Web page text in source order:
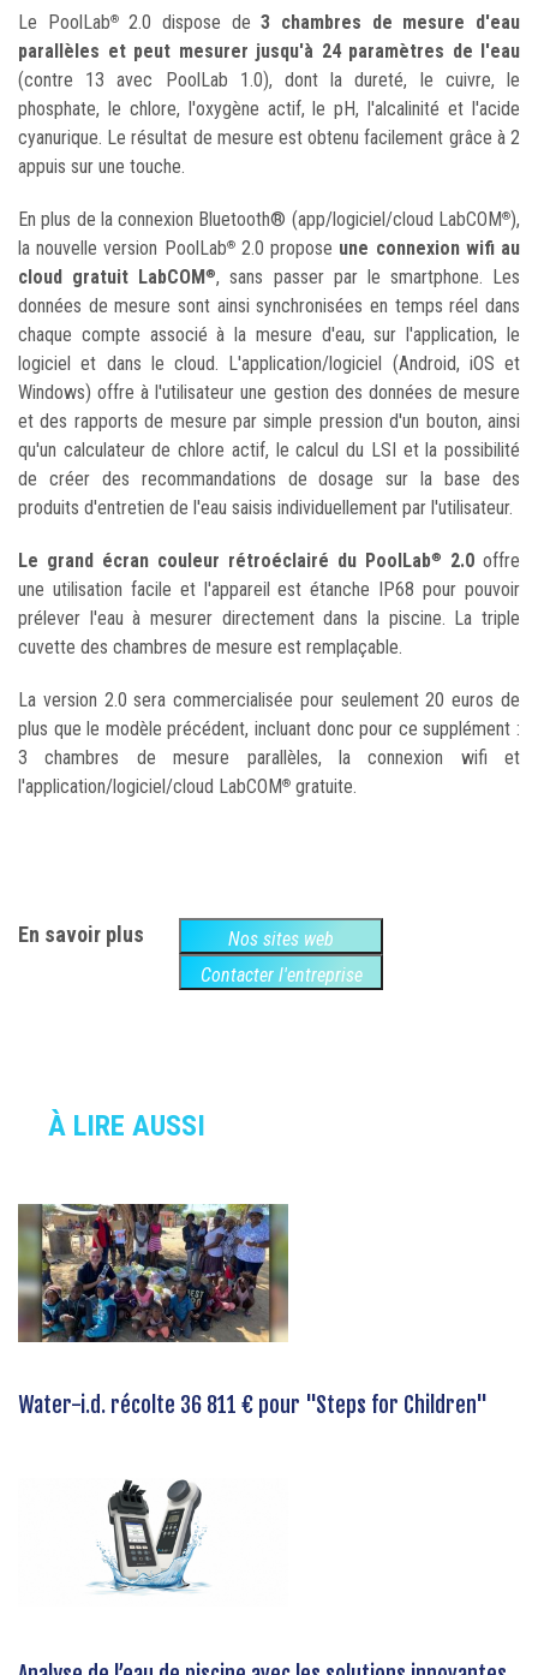
Le PoolLab®2.0 dispose de3 chambres de mesure d'eau
parallèles et peut mesurer jusqu'à 24 paramètres de l'eau
(contre 13 avec PoolLab 1.0), dont la dureté, le cuivre, le
phosphate, le chlore, l'oxygène actif, le pH, l'alcalinité et l'acide
cyanurique. Le résultat de mesure est obtenu facilement grâce à 2
appuis sur une touche.
En plus de la connexion Bluetooth® (app/logiciel/cloud LabCOM®),
la nouvelle version PoolLab®2.0 propose une connexion wifi au
cloud gratuit LabCOM®, sans passer par le smartphone. Les
données de mesure sont ainsi synchronisées en temps réel dans
chaque compte associé à la mesure d'eau, sur l'application, le
logiciel et dans le cloud. L'application/logiciel (Android, iOS et
Windows) offre à l'utilisateur une gestion des données de mesure
et des rapports de mesure par simple pression d'un bouton, ainsi
qu'un calculateur de chlore actif, le calcul du LSI et la possibilité
de créer des recommandations de dosage sur la base des
produits d'entretien de l'eau saisis individuellement par l'utilisateur.
Le grand écran couleur rétroéclairé du PoolLab® 2.0 offre
une utilisation facile et l'appareil est étanche IP68 pour pouvoir
prélever l'eau à mesurer directement dans la piscine. La triple
cuvette des chambres de mesure est remplaçable.
La version 2.0 sera commercialisée pour seulement 20 euros de
plus que le modèle précédent, incluant donc pour ce supplément :
3 chambres de mesure parallèles, la connexion wifi et
l'application/logiciel/cloud LabCOM® gratuite.
En savoir plus
Nos sites web
Contacter l'entreprise
À LIRE AUSSI
Water-i.d. récolte 36 811 € pour "Steps for Children"